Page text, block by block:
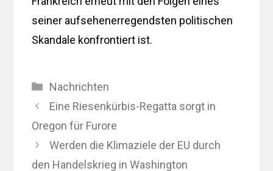
seiner aufsehenerregendsten politischen
Skandale konfrontiert ist.
Kategorien
Nachrichten
Eine Riesenkürbis-Regatta sorgt in
Oregon für Furore
Werden die Klimaziele der EU durch
den Handelskrieg in Washington